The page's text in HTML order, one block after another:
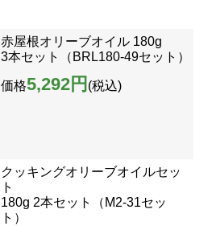
赤屋根オリーブオイル 180g
3本セット（BRL180-49セット）
価格5,292円 (税込)
クッキングオリーブオイルセッ
ト
180g 2本セット（M2-31セッ
ト）